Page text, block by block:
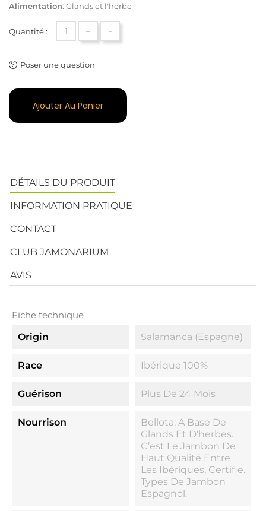
Alimentation: Glands et l'herbe
Quantité : + -
Poser une question
Ajouter Au Panier
DÉTAILS DU PRODUIT
INFORMATION PRATIQUE
CONTACT
CLUB JAMONARIUM
AVIS
Fiche technique
Origin
Salamanca (Espagne)
Race Ibérique 100%
Guérison Plus De 24 Mois
Nourrison
Bellota: A Base De
Glands Et D'herbes.
C’est Le Jambon De
Haut Qualité Entre
Les Ibériques, Certifie.
Types De Jambon
Espagnol.